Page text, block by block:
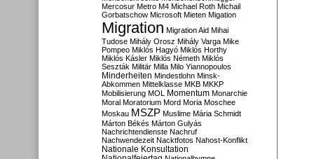
Mercosur Metro M4 Michael Roth Michail
Gorbatschow Microsoft Mieten Migation
Migration Migration Aid Mihai
Tudose Mihály Orosz Mihály Varga Mike
Pompeo Miklós Hagyó Miklós Horthy
Miklós Kásler Miklós Németh Miklós
Seszták Militär Milla Milo Yiannopoulos
Minderheiten Mindestlohn Minsk-
Abkommen Mittelklasse MKB MKKP
Mobilisierung MOL Momentum Monarchie
Moral Moratorium Mord Moria Moschee
Moskau MSZP Muslime Mária Schmidt
Márton Békés Márton Gulyás
Nachrichtendienste Nachruf
Nachwendezeit Nacktfotos Nahost-Konflikt
Nationale Konsultation